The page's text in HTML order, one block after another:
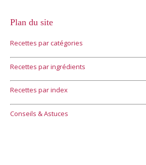
Plan du site
Recettes par catégories
Recettes par ingrédients
Recettes par index
Conseils & Astuces